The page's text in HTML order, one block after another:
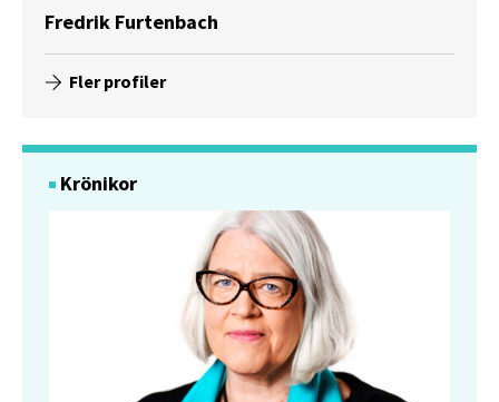
Fredrik Furtenbach
Fler profiler
Krönikor